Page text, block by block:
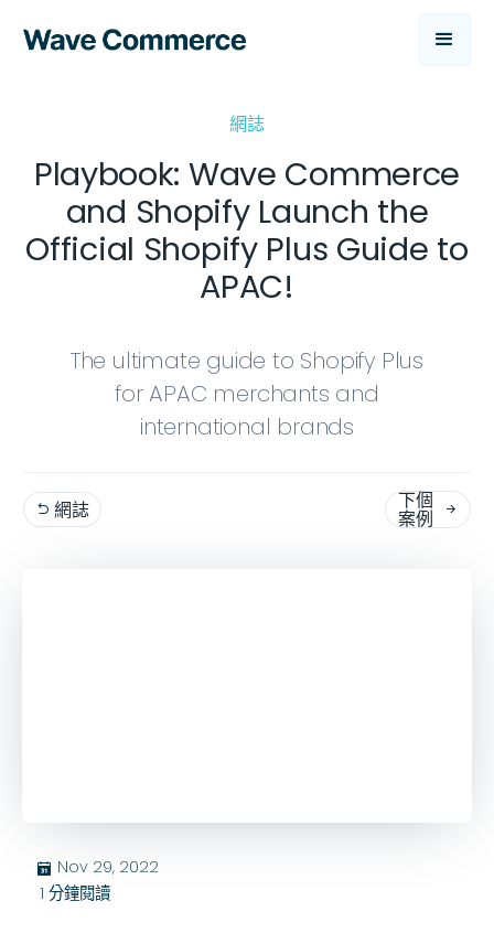
網誌
Playbook: Wave Commerce
and Shopify Launch the
Official Shopify Plus Guide to
APAC!
The ultimate guide to Shopify Plus
for APAC merchants and
international brands
 網誌
下個
案例

בּ Nov 29, 2022
1 分鐘閱讀